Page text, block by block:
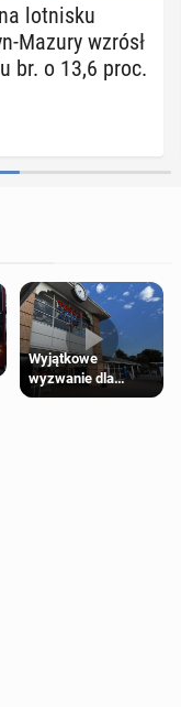
lot­ni­sku
Mazury wzrósł
br. o 13,6 proc.
Wyjątkowe
wyzwanie dla
posiadaczy kart